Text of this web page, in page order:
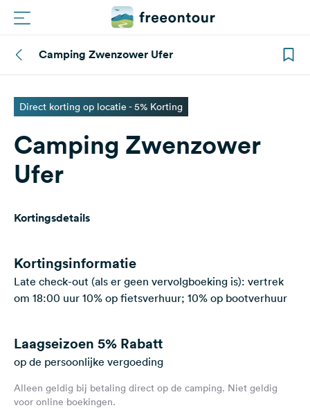
Routes
Campings
Magazine
Partners
Registreren
Nieuwsbrief
Taal:
Nederlands
Volg
Camping Zwenzower Ufer
Direct korting op locatie - 5% Korting
Camping Zwenzower
Ufer
Kortingsdetails
Kortingsinformatie
Late check-out (als er geen vervolgboeking is): vertrek
om 18:00 uur 10% op fietsverhuur; 10% op bootverhuur
Laagseizoen 5% Rabatt
op de persoonlijke vergoeding
Alleen geldig bij betaling direct op de camping. Niet geldig
voor online boekingen.